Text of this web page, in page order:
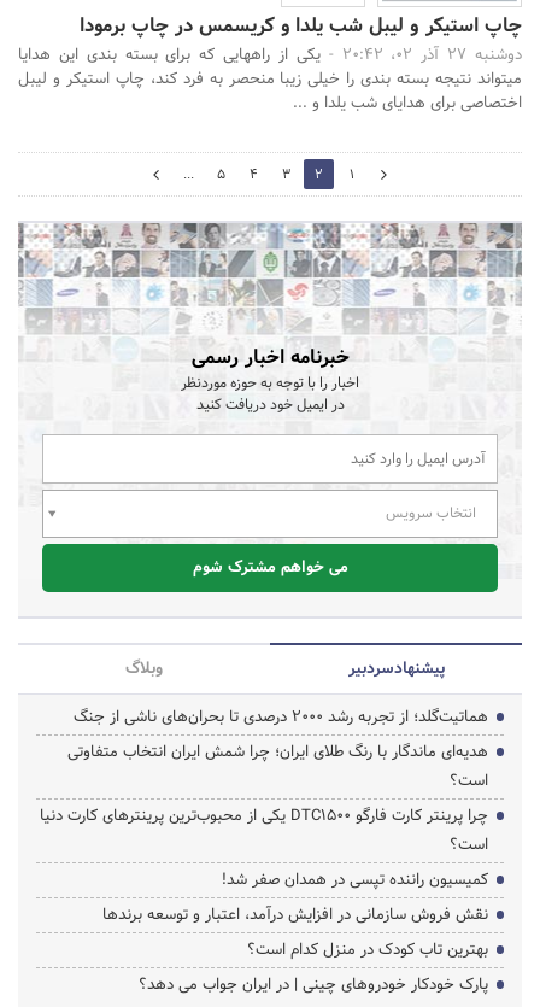
چاپ استیکر و لیبل شب یلدا و کریسمس در چاپ برمودا
دوشنبه 27 آذر 02، 20:42 -
یکی از راههایی که برای بسته بندی این هدایا
میتواند نتیجه بسته بندی را خیلی زیبا منحصر به فرد کند، چاپ استیکر و لیبل
اختصاصی برای هدایای شب یلدا و ...
1
1
2
3
4
5
...
3
خبرنامه اخبار رسمی
اخبار را با توجه به حوزه موردنظر
در ایمیل خود دریافت کنید
انتخاب سرویس
می خواهم مشترک شوم
پیشنهاد‌سردبیر
وبلاگ
هماتیت‌گلد؛ از تجربه رشد ۲۰۰۰ درصدی تا بحران‌های ناشی از جنگ
هدیه‌ای ماندگار با رنگ طلای ایران؛ چرا شمش ایران انتخاب متفاوتی
است؟
چرا پرینتر کارت فارگو DTC1500 یکی از محبوب‌ترین پرینترهای کارت دنیا
است؟
کمیسیون راننده تپسی در همدان صفر شد!
نقش فروش سازمانی در افزایش درآمد، اعتبار و توسعه برندها
بهترین تاب کودک در منزل کدام است؟
پارک خودکار خودروهای چینی | در ایران جواب می دهد؟